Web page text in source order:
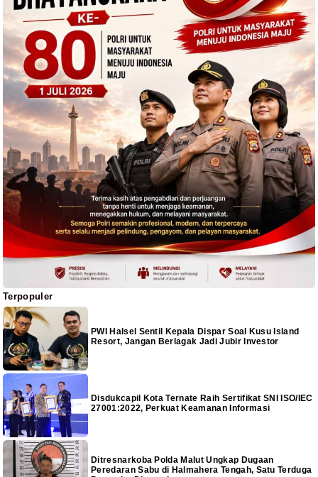
Terpopuler
PWI Halsel Sentil Kepala Dispar Soal Kusu Island
Resort, Jangan Berlagak Jadi Jubir Investor
Disdukcapil Kota Ternate Raih Sertifikat SNI ISO/IEC
27001:2022, Perkuat Keamanan Informasi
Ditresnarkoba Polda Malut Ungkap Dugaan
Peredaran Sabu di Halmahera Tengah, Satu Terduga